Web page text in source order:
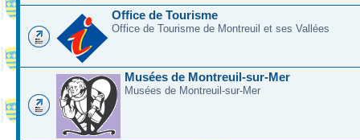
Office de Tourisme
Office de Tourisme de Montreuil et ses Vallées
Musées de Montreuil-sur-Mer
Musées de Montreuil-sur-Mer